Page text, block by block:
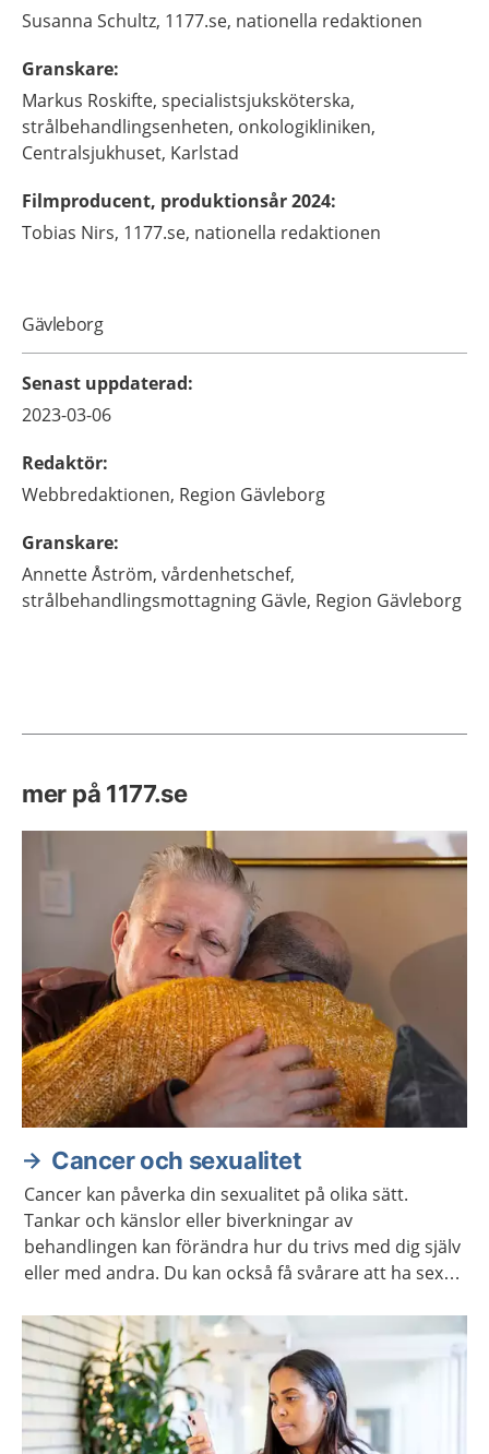
Susanna Schultz, 1177.se, nationella redaktionen
Granskare:
Markus Roskifte, specialistsjuksköterska,
strålbehandlingsenheten, onkologikliniken,
Centralsjukhuset, Karlstad
Filmproducent, produktionsår 2024:
Tobias Nirs, 1177.se, nationella redaktionen
Gävleborg
Senast uppdaterad:
2023-03-06
Redaktör:
Webbredaktionen, Region Gävleborg
Granskare:
AnnetteÅström, vårdenhetschef,
strålbehandlingsmottagning Gävle, Region Gävleborg
mer på 1177.se
Cancer och sexualitet
Cancer kan påverka din sexualitet på olika sätt.
Tankar och känslor eller biverkningar av
behandlingen kan förändra hur du trivs med dig själv
eller med andra. Du kan också få svårare att ha sex
lusten och förmågan att ha sex.